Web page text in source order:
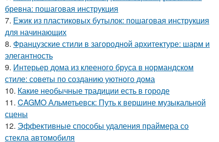
бревна: пошаговая инструкция
7. Ежик из пластиковых бутылок: пошаговая инструкция
для начинающих
8. Французские стили в загородной архитектуре: шарм и
элегантность
9. Интерьер дома из клееного бруса в нормандском
стиле: советы по созданию уютного дома
10. Какие необычные традиции есть в городе
11. CAGMO Альметьевск: Путь к вершине музыкальной
сцены
12. Эффективные способы удаления праймера со
стекла автомобиля